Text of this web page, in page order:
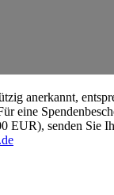
anerkannt,
eine
EUR), senden Sie